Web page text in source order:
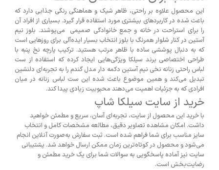
این محصول علاوه بر راحتی، ظاهر شیک و هماهنگی رنگی جذابی دارد که
باعث شده در کاربردهای بیشتری مورد استفاده قرار گیرد. بسیاری از افراد آن
را برای استراحت در خانه و جمع خانوادگی صمیمی می‌پوشند. بلوز نیم
آستین‌ در کنار شلوار همرنگ با بلوز انتخاب بسیار ایده‌آلی برای روزهایی است
که به دنبال پوششی ساده با ظاهر مرتب هستید. ترکیب پارچه نخ پنبه با
طراحی اختصاصی برند سیلکا ویژگی‌هایی ایجاد کرده که استفاده از ست
لباس راحتی زنانه نخی نیم آستین دکمه دار مدل گندم را به تجربه‌ای دلنشین
تبدیل می‌کند و همین موضوع باعث شده این ست لباس زنانه در میان
افرادی که به جزئیات اهمیت می‌دهند محبوبیت زیادی پیدا کند.
خرید از سایت سیلکا شاپ
با خرید این محصول از سایت، تجربه‌ای آسان، سریع و مطمئن خواهید
داشت. امکان مشاهده تصاویر دقیق، مطالعه مشخصات کامل و انتخاب
سایز مناسب برای شما فراهم شده است. ثبت سفارش به‌صورت آنلاین انجام
می‌شود و محصول در کوتاه‌ترین زمان ممکن ارسال خواهد شد. پشتیبانی
سایت نیز آماده پاسخگویی به سوالات شما برای یک خرید مطمئن و
رضایت‌بخش است.